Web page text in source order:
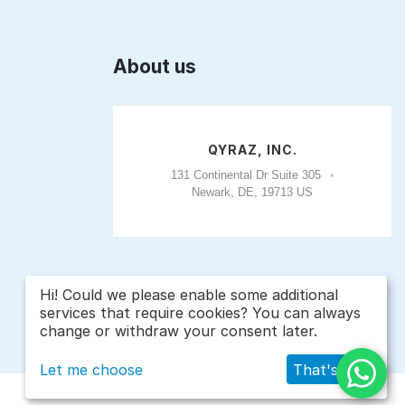
About us
QYRAZ, INC.
131 Continental Dr Suite 305
Newark, DE, 19713 US
Hi! Could we please enable some additional
services that require cookies? You can always
change or withdraw your consent later.
Let me choose That's ok